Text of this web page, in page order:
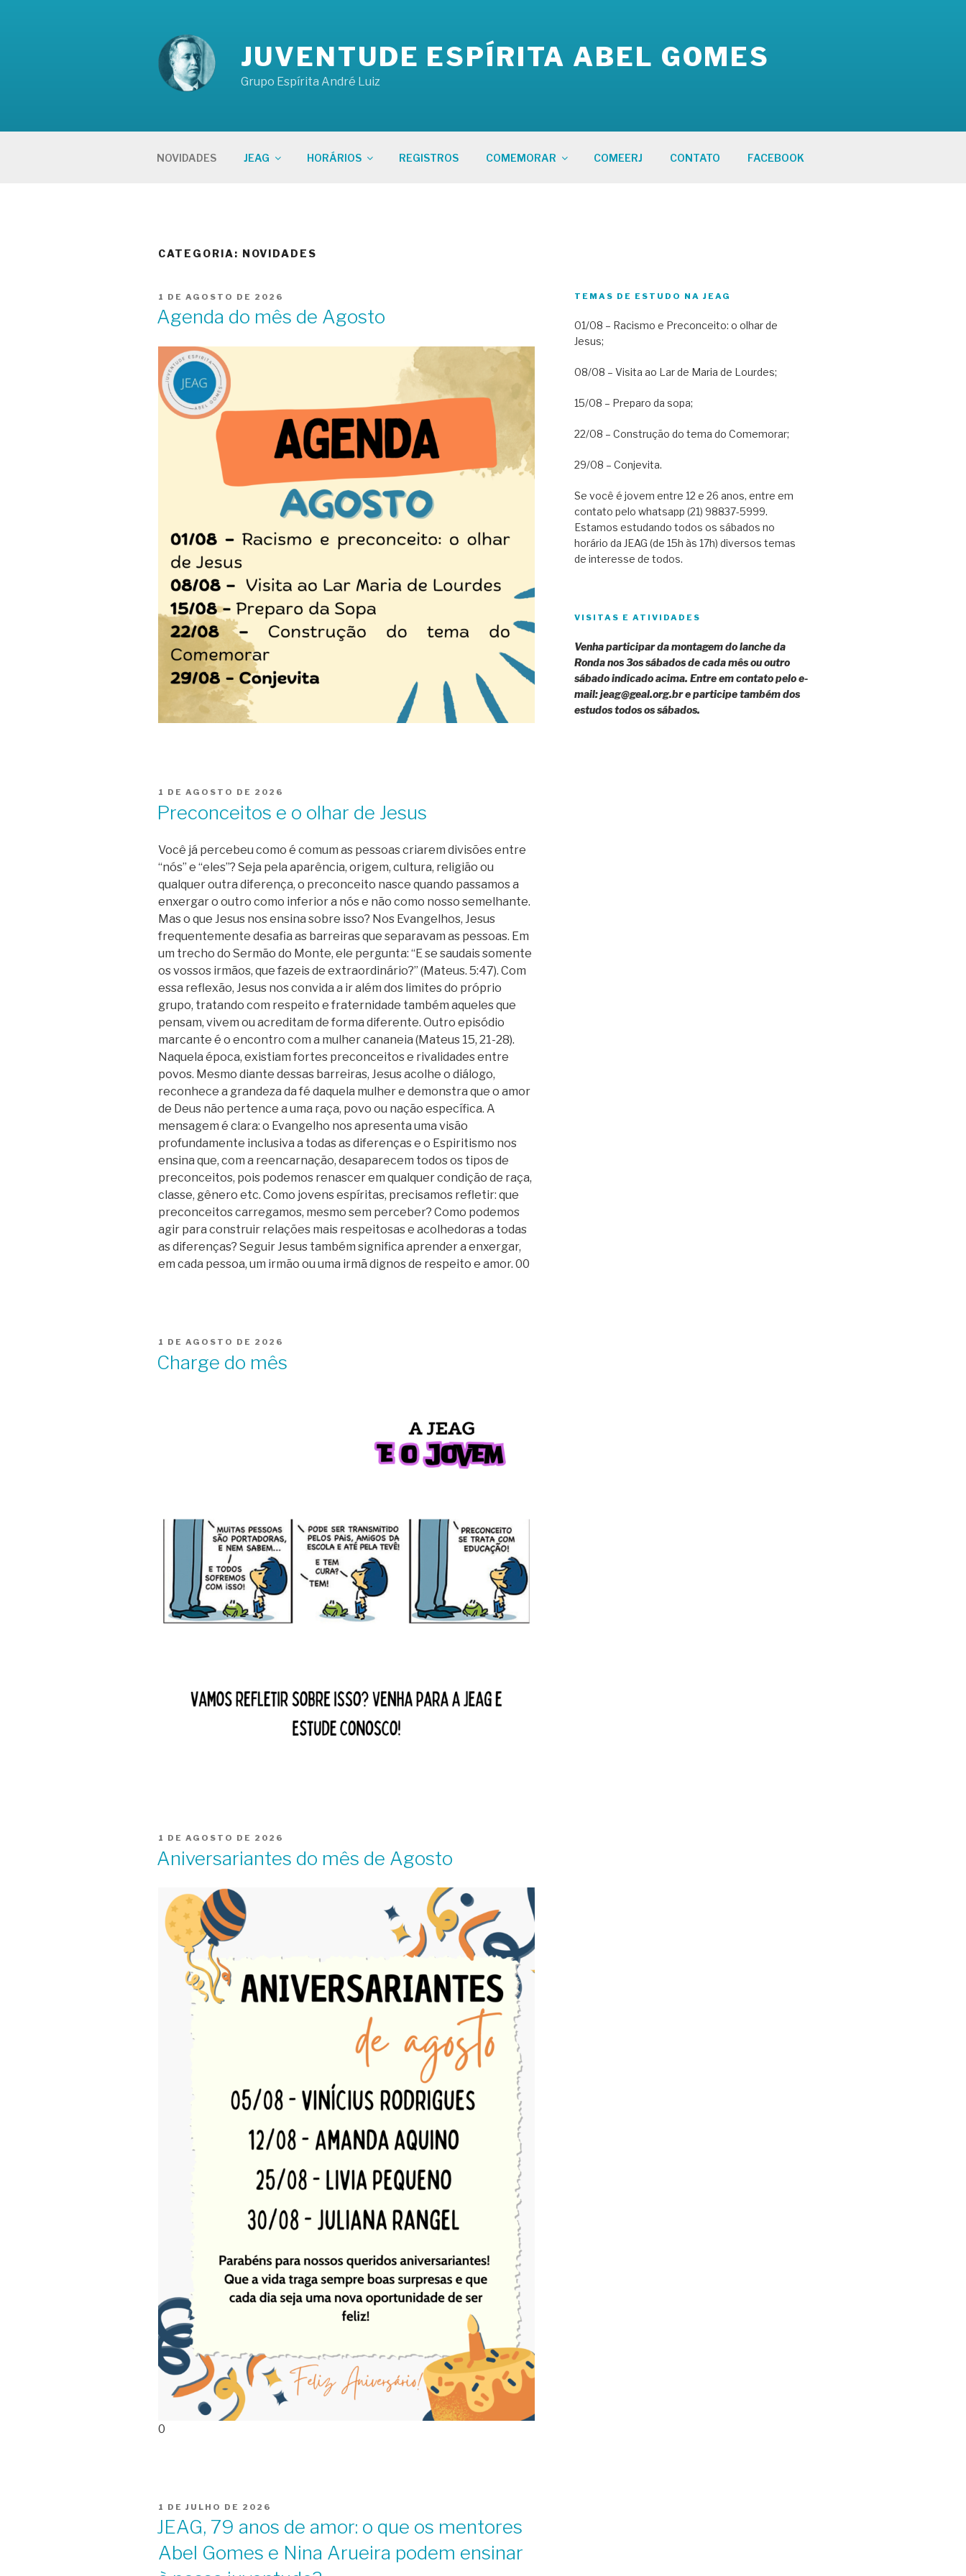
JUVENTUDE ESPÍRITA ABEL GOMES
Grupo Espírita André Luiz
NOVIDADES JEAG HORÁRIOS REGISTROS COMEMORAR COMEERJ CONTATO FACEBOOK
CATEGORIA: NOVIDADES
PUBLICADO
1 DE AGOSTO DE 2026
Agenda do mês de Agosto
PUBLICADO
1 DE AGOSTO DE 2026
Preconceitos e o olhar de Jesus
Você já percebeu como é comum as pessoas criarem divisões entre
“nós” e “eles”? Seja pela aparência, origem, cultura, religião ou
qualquer outra diferença, o preconceito nasce quando passamos a
enxergar o outro como inferior a nós e não como nosso semelhante.
Mas o que Jesus nos ensina sobre isso? Nos Evangelhos, Jesus
frequentemente desafia as barreiras que separavam as pessoas. Em
um trecho do Sermão do Monte, ele pergunta: “E se saudais somente
os vossos irmãos, que fazeis de extraordinário?” (Mateus. 5:47). Com
essa reflexão, Jesus nos convida a ir além dos limites do próprio
grupo, tratando com respeito e fraternidade também aqueles que
pensam, vivem ou acreditam de forma diferente. Outro episódio
marcante é o encontro com a mulher cananeia (Mateus 15, 21-28).
Naquela época, existiam fortes preconceitos e rivalidades entre
povos. Mesmo diante dessas barreiras, Jesus acolhe o diálogo,
reconhece a grandeza da fé daquela mulher e demonstra que o amor
de Deus não pertence a uma raça, povo ou nação específica. A
mensagem é clara: o Evangelho nos apresenta uma visão
profundamente inclusiva a todas as diferenças e o Espiritismo nos
ensina que, com a reencarnação, desaparecem todos os tipos de
preconceitos, pois podemos renascer em qualquer condição de raça,
classe, gênero etc. Como jovens espíritas, precisamos refletir: que
preconceitos carregamos, mesmo sem perceber? Como podemos
agir para construir relações mais respeitosas e acolhedoras a todas
as diferenças? Seguir Jesus também significa aprender a enxergar,
em cada pessoa, um irmão ou uma irmã dignos de respeito e amor. 00
PUBLICADO
1 DE AGOSTO DE 2026
Charge do mês
PUBLICADO
1 DE AGOSTO DE 2026
Aniversariantes do mês de Agosto
0
PUBLICADO
1 DE JULHO DE 2026
JEAG, 79 anos de amor: o que os mentores
Abel Gomes e Nina Arueira podem ensinar
TEMAS DE ESTUDO NA JEAG
01/08 – Racismo e Preconceito: o olhar de
Jesus;
08/08 – Visita ao Lar de Maria de Lourdes;
15/08 – Preparo da sopa;
22/08 – Construção do tema do Comemorar;
29/08 – Conjevita.
Se você é jovem entre 12 e 26 anos, entre em
contato pelo whatsapp (21) 98837-5999.
Estamos estudando todos os sábados no
horário da JEAG (de 15h às 17h) diversos temas
de interesse de todos.
VISITAS E ATIVIDADES
Venha participar da montagem do lanche da
Ronda nos 3os sábados de cada mês ou outro
sábado indicado acima. Entre em contato pelo e-
mail: jeag@geal.org.br e participe também dos
estudos todos os sábados.